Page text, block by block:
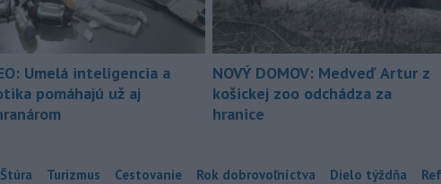
Umelá inteligencia a
pomáhajú už aj
NOVÝ DOMOV: Medveď Artur z
košickej zoo odchádza za
hranice
Turizmus Cestovanie Rok dobrovoľníctva Dielo týždňa